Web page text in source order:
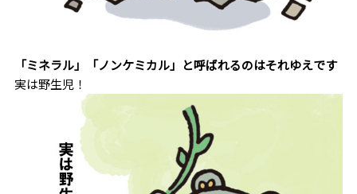
「ミネラル」「ノンケミカル」と呼ばれるのはそれゆえです
実は野生児！